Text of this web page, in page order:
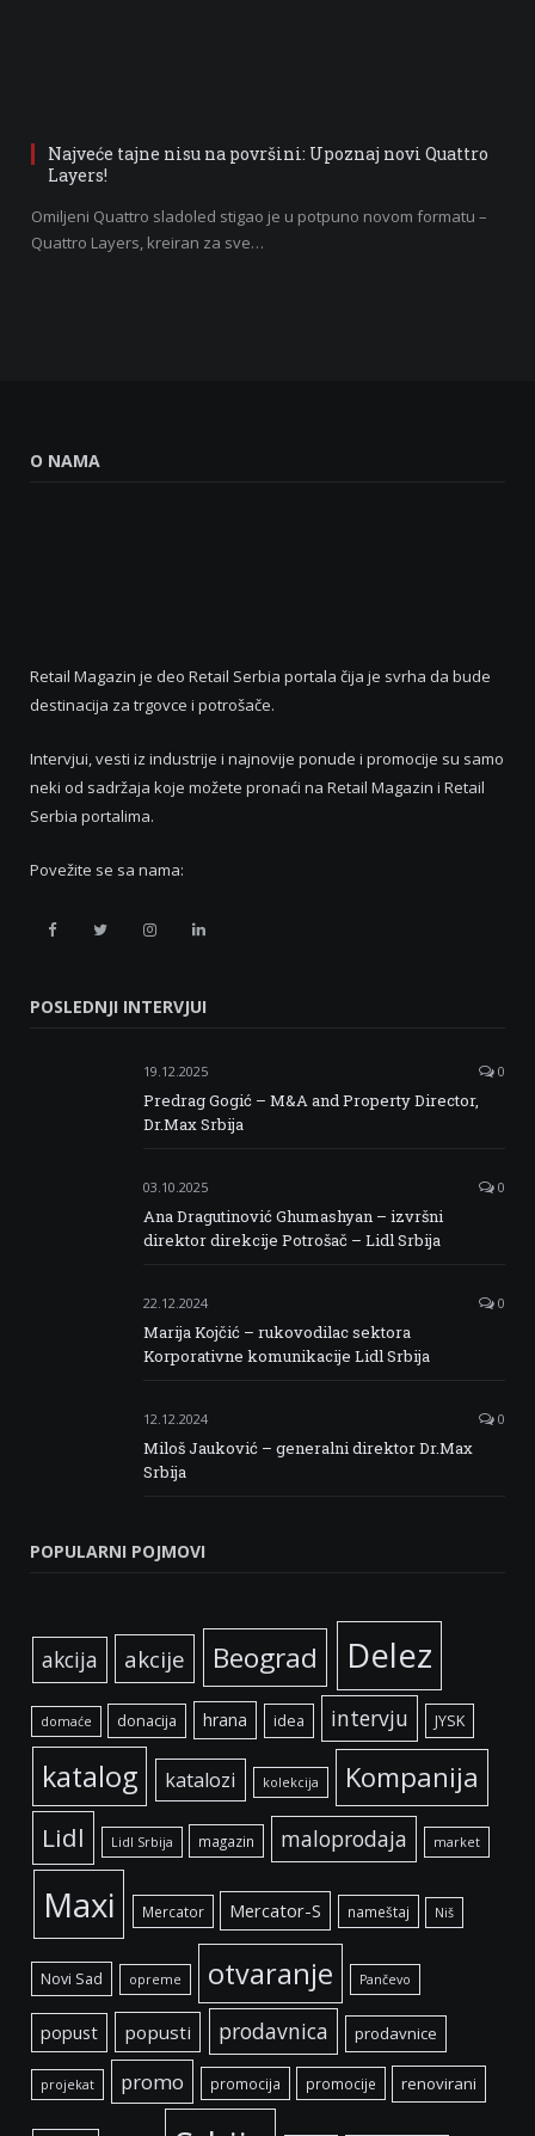
Najveće tajne nisu na površini: Upoznaj novi Quattro
Layers!
Omiljeni Quattro sladoled stigao je u potpuno novom formatu –
Quattro Layers, kreiran za sve…
O NAMA
Retail Magazin je deo Retail Serbia portala čija je svrha da bude
destinacija za trgovce i potrošače.
Intervjui, vesti iz industrije i najnovije ponude i promocije su samo
neki od sadržaja koje možete pronaći na Retail Magazin i Retail
Serbia portalima.
Povežite se sa nama:
Retail
Facebook
Retail
Twitter
Retail
Instagram
Retail
Linkedin
POSLEDNJI INTERVJUI
19.12.2025 0
Predrag Gogić – M&A and Property Director,
Dr.Max Srbija
03.10.2025 0
Ana Dragutinović Ghumashyan – izvršni
direktor direkcije Potrošač – Lidl Srbija
22.12.2024 0
Marija Kojčić – rukovodilac sektora
Korporativne komunikacije Lidl Srbija
12.12.2024 0
Miloš Jauković – generalni direktor Dr.Max
Srbija
POPULARNI POJMOVI
akcija akcije Beograd Delez
domaće donacija hrana idea intervju JYSK
katalog katalozi kolekcija Kompanija
Lidl Lidl Srbija magazin maloprodaja market
Maxi Mercator Mercator-S nameštaj Niš
Novi Sad opreme otvaranje Pančevo
popust popusti prodavnica prodavnice
projekat promo promocija promocije renovirani